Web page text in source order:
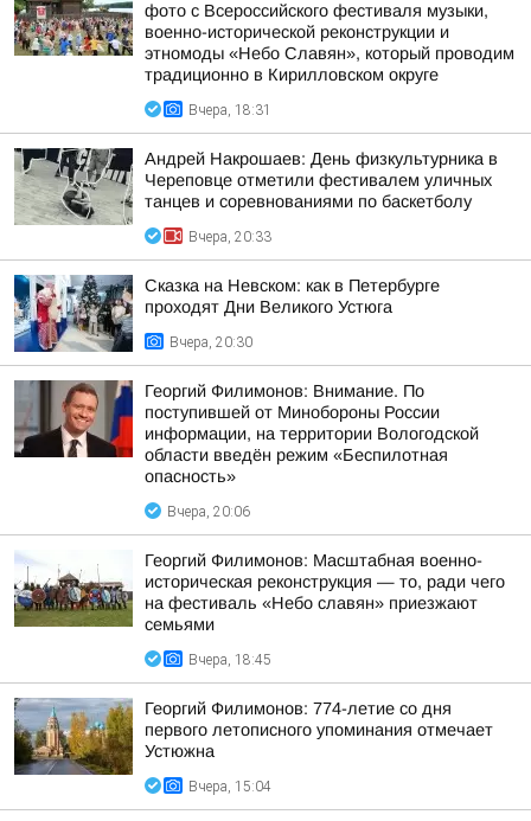
фото с Всероссийского фестиваля музыки,
военно-исторической реконструкции и
этномоды «Небо Славян», который проводим
традиционно в Кирилловском округе
Вчера, 18:31
Андрей Накрошаев: День физкультурника в
Череповце отметили фестивалем уличных
танцев и соревнованиями по баскетболу
Вчера, 20:33
Сказка на Невском: как в Петербурге
проходят Дни Великого Устюга
Вчера, 20:30
Георгий Филимонов: Внимание. По
поступившей от Минобороны России
информации, на территории Вологодской
области введён режим «Беспилотная
опасность»
Вчера, 20:06
Георгий Филимонов: Масштабная военно-
историческая реконструкция — то, ради чего
на фестиваль «Небо славян» приезжают
семьями
Вчера, 18:45
Георгий Филимонов: 774-летие со дня
первого летописного упоминания отмечает
Устюжна
Вчера, 15:04